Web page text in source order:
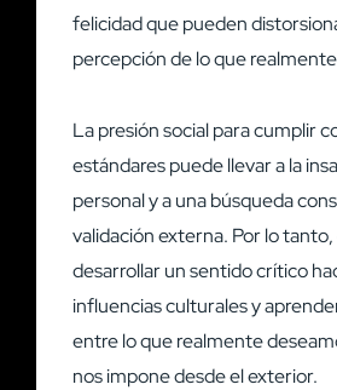
felicidad que pueden
percepción de lo que
La presión social para cumplir
estándares puede llevar a la
personal y a una búsqueda
validación externa. Por lo tanto,
desarrollar un sentido crítico
influencias culturales y
entre lo que realmente
nos impone desde el exterior.